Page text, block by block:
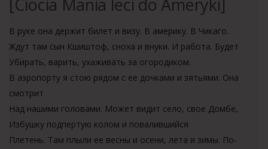
[Ciocia Mania leci do Ameryki]
В руке она держит билет и визу. В америку. В Чикаго.
Ждут там сын Кшиштоф, сноха и внуки. И работа. Будет
Убирать, варить, ухаживать за огородиком.
В аэропорту я стою рядом с ее дочками и зятьями. Она
смотрит
Над нашими головами. Может видит село, свое Домбе,
Избушку подпертую колом и повалившийся
Плетень. Там плыли ее весны и осени, лета и зимы. По-